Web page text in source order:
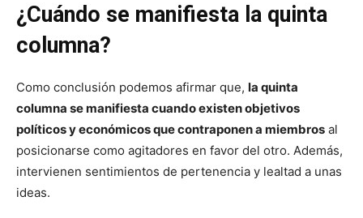
¿Cuándo se manifiesta la quinta
columna?
Como conclusión podemos afirmar que, la quinta
columna se manifiesta cuando existen objetivos
políticos y económicos que contraponen a miembros al
posicionarse como agitadores en favor del otro. Además,
intervienen sentimientos de pertenencia y lealtad a unas
ideas.